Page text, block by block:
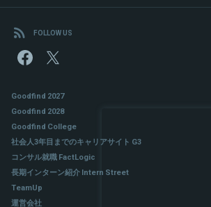
FOLLOW US
Goodfind 2027
Goodfind 2028
Goodfind College
社会人3年目までのキャリアサイト G3
コンサル就職 FactLogic
長期インターン紹介 Intern Street
TeamUp
運営会社